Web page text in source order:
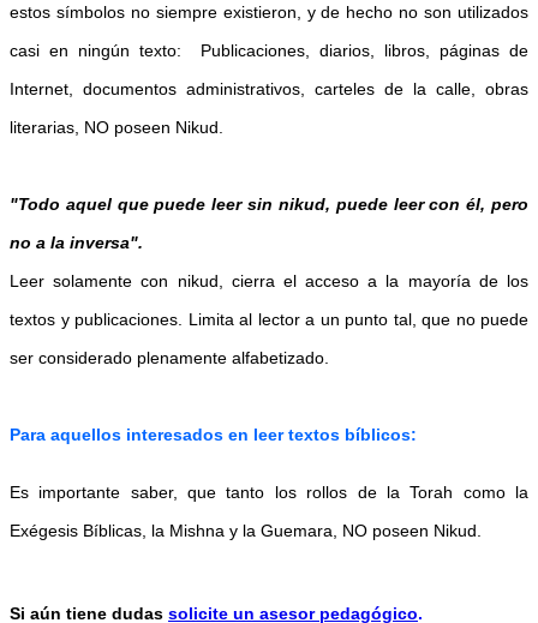
estos símbolos no siempre existieron, y de hecho no son utilizados
casi en ningún texto: Publicaciones, diarios, libros, páginas de
Internet, documentos administrativos, carteles de la calle, obras
literarias, NO poseen Nikud.
"Todo aquel que puede leer sin nikud, puede leer con él, pero
no a la inversa".
Leer solamente con nikud, cierra el acceso a la mayoría de los
textos y publicaciones. Limita al lector a un punto tal, que no puede
ser considerado plenamente alfabetizado.
Para aquellos interesados en leer textos bíblicos:
Es importante saber, que tanto los rollos de la Torah como la
Exégesis Bíblicas, la Mishna y la Guemara, NO poseen Nikud.
Si aún tiene dudas solicite un asesor pedagógico.